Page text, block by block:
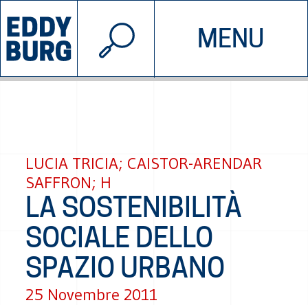
MENU
INIZIATIVE CHI SIAMO
© 2026 EDDYBURG
LUCIA TRICIA; CAISTOR-ARENDAR
SAFFRON; H
LA SOSTENIBILITÀ
SOCIALE DELLO
SPAZIO URBANO
25 Novembre 2011